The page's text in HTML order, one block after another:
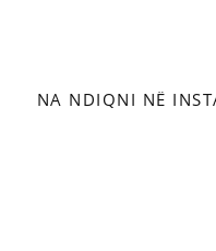
NA NDIQNI NË